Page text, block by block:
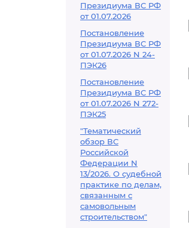
Президиума ВС РФ
от 01.07.2026
Постановление
Президиума ВС РФ
от 01.07.2026 N 24-
ПЭК26
Постановление
Президиума ВС РФ
от 01.07.2026 N 272-
ПЭК25
"Тематический
обзор ВС
Российской
Федерации N
13/2026. О судебной
практике по делам,
связанным с
самовольным
строительством"